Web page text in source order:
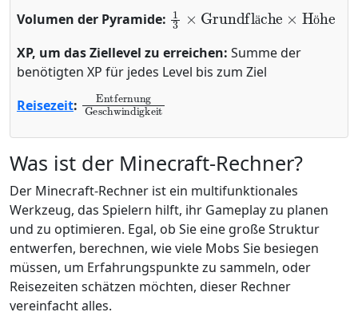
Volumen der Pyramide: ä ö
1 Grundfläche Höhe
XP, um das Ziellevel zu erreichen: Summe der
benötigten XP für jedes Level bis zum Ziel
Reisezeit:
Entfernung
Was ist der Minecraft-Rechner?
Der Minecraft-Rechner ist ein multifunktionales
Werkzeug, das Spielern hilft, ihr Gameplay zu planen
und zu optimieren. Egal, ob Sie eine große Struktur
entwerfen, berechnen, wie viele Mobs Sie besiegen
müssen, um Erfahrungspunkte zu sammeln, oder
Reisezeiten schätzen möchten, dieser Rechner
vereinfacht alles.